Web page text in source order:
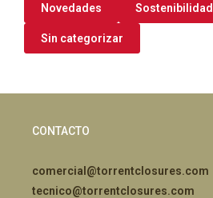
Novedades Sostenibilidad
Sin categorizar
CONTACTO
comercial@torrentclosures.com
tecnico@torrentclosures.com